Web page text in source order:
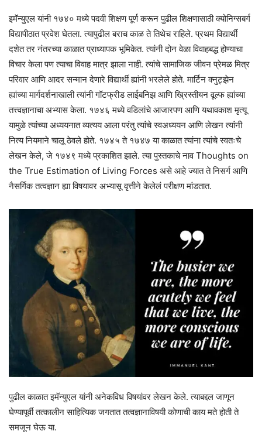
इमॅन्युएल यांनी १७४० मध्ये पदवी शिक्षण पूर्ण करून पुढील शिक्षणासाठी क्योनिग्सबर्ग
विद्यापीठात प्रवेश घेतला. त्यापुढील बराच काळ ते तिथेच राहिले. प्रथम विद्यार्थी
दशेत तर नंतरच्या काळात प्राध्यापक भूमिकेत. त्यांनी दोन वेळा विवाहबद्ध होण्याचा
विचार केला पण त्याचा विवाह मात्र झाला नाही. त्यांचे सामाजिक जीवन प्रेमळ मित्र
परिवार आणि आदर सन्मान देणारे विद्यार्थी ह्यांनी भरलेले होते. मार्टिन क्नुट्झेन
ह्यांच्या मार्गदर्शनाखाली त्यांनी गॉटफ्रीड लाईबनिझ आणि ख्रिस्तीयन वूल्फ ह्यांच्या
तत्त्वज्ञानाचा अभ्यास केला. १७४६ मध्ये वडिलांचे आजारपण आणि यथावकाश मृत्यू
यामुळे त्यांच्या अध्ययनात व्यत्यय आला परंतु त्यांचे स्वअध्ययन आणि लेखन त्यांनी
नित्य नियमाने चालू ठेवले होते. १७४५ ते १७४७ या काळात त्यांना त्यांचे स्वतःचे
लेखन केले, जे १७४९ मध्ये प्रकाशित झाले. त्या पुस्तकाचे नाव Thoughts on
the True Estimation of Living Forces असे आहे ज्यात ते निसर्ग आणि
नैसर्गिक तत्वज्ञान ह्या विषयावर अभ्यासू वृत्तीने केलेलं परीक्षण मांडतात.
पुढील काळात इमॅन्युएल यांनी अनेकविध विषयांवर लेखन केले. त्याबद्दल जाणून
घेण्यापूर्वी तत्कालीन साहित्यिक जगतात तत्वज्ञानाविषयी कोणाची काय मते होती ते
समजून घेऊ या.